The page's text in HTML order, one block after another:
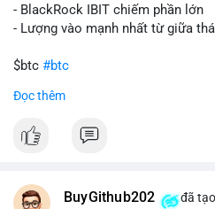
- BlackRock IBIT chiếm phần lớn
- Lượng vào mạnh nhất từ giữa
$btc #btc
#vlikevn
📰 Nguồn: CoinDesk
Đọc thêm
BuyGithub202 đã